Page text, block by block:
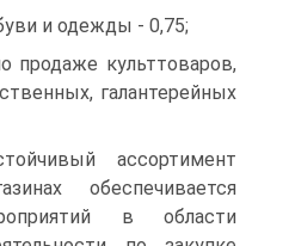
и одежды - 0,75;
продаже культтоваров,
галантерейных
ассортимент
обеспечивается
в области